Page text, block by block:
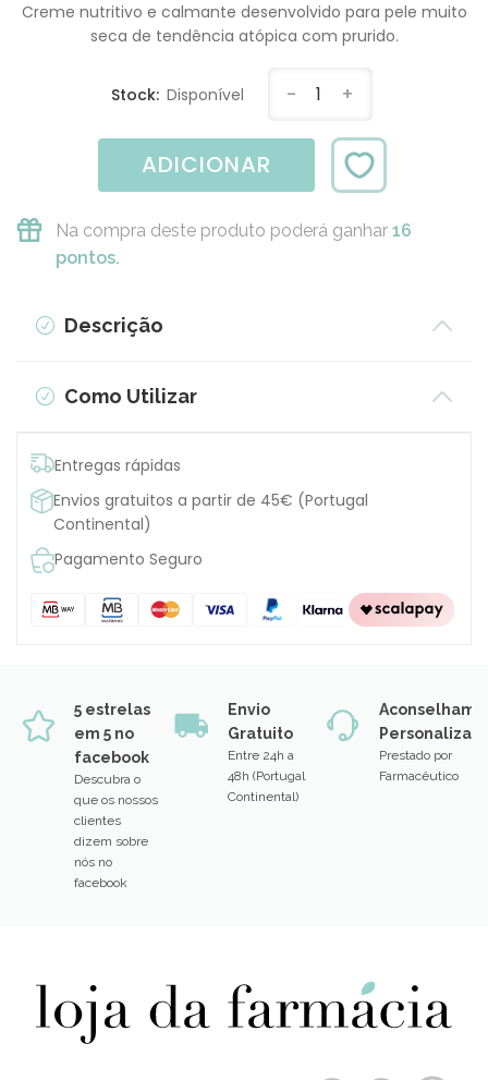
Creme nutritivo e calmante desenvolvido para pele muito
seca de tendência atópica com prurido.
Stock: Disponível - 1 +
ADICIONAR
Na compra deste produto poderá ganhar 16
pontos.
Descrição
Como Utilizar
Entregas rápidas
Envios gratuitos a partir de 45€ (Portugal
Continental)
Pagamento Seguro
5 estrelas
em 5 no
facebook
Descubra o
que os nossos
clientes
dizem sobre
nós no
facebook
Envio
Gratuito
Entre 24h a
48h (Portugal
Continental)
Prestado por
Farmacêutico